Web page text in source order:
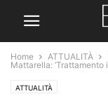
Home ATTUALITÀ
Mattarella: ‘Trattamento
ATTUALITÀ